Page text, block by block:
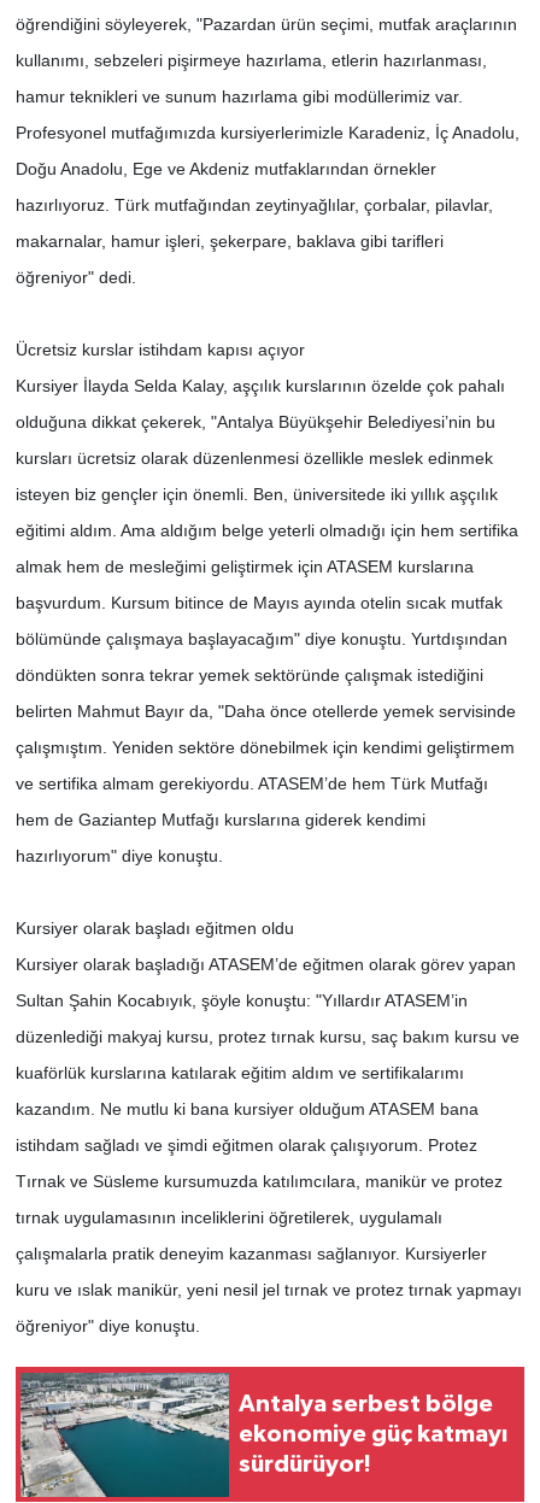
öğrendiğini söyleyerek, "Pazardan ürün seçimi, mutfak araçlarının
kullanımı, sebzeleri pişirmeye hazırlama, etlerin hazırlanması,
hamur teknikleri ve sunum hazırlama gibi modüllerimiz var.
Profesyonel mutfağımızda kursiyerlerimizle Karadeniz, İç Anadolu,
Doğu Anadolu, Ege ve Akdeniz mutfaklarından örnekler
hazırlıyoruz. Türk mutfağından zeytinyağlılar, çorbalar, pilavlar,
makarnalar, hamur işleri, şekerpare, baklava gibi tarifleri
öğreniyor" dedi.
Ücretsiz kurslar istihdam kapısı açıyor
Kursiyer İlayda Selda Kalay, aşçılık kurslarının özelde çok pahalı
olduğuna dikkat çekerek, "Antalya Büyükşehir Belediyesi’nin bu
kursları ücretsiz olarak düzenlenmesi özellikle meslek edinmek
isteyen biz gençler için önemli. Ben, üniversitede iki yıllık aşçılık
eğitimi aldım. Ama aldığım belge yeterli olmadığı için hem sertifika
almak hem de mesleğimi geliştirmek için ATASEM kurslarına
başvurdum. Kursum bitince de Mayıs ayında otelin sıcak mutfak
bölümünde çalışmaya başlayacağım" diye konuştu. Yurtdışından
döndükten sonra tekrar yemek sektöründe çalışmak istediğini
belirten Mahmut Bayır da, "Daha önce otellerde yemek servisinde
çalışmıştım. Yeniden sektöre dönebilmek için kendimi geliştirmem
ve sertifika almam gerekiyordu. ATASEM’de hem Türk Mutfağı
hem de Gaziantep Mutfağı kurslarına giderek kendimi
hazırlıyorum" diye konuştu.
Kursiyer olarak başladı eğitmen oldu
Kursiyer olarak başladığı ATASEM’de eğitmen olarak görev yapan
Sultan Şahin Kocabıyık, şöyle konuştu: "Yıllardır ATASEM’in
düzenlediği makyaj kursu, protez tırnak kursu, saç bakım kursu ve
kuaförlük kurslarına katılarak eğitim aldım ve sertifikalarımı
kazandım. Ne mutlu ki bana kursiyer olduğum ATASEM bana
istihdam sağladı ve şimdi eğitmen olarak çalışıyorum. Protez
Tırnak ve Süsleme kursumuzda katılımcılara, manikür ve protez
tırnak uygulamasının inceliklerini öğretilerek, uygulamalı
çalışmalarla pratik deneyim kazanması sağlanıyor. Kursiyerler
kuru ve ıslak manikür, yeni nesil jel tırnak ve protez tırnak yapmayı
öğreniyor" diye konuştu.
Antalya serbest bölge
ekonomiye güç katmayı
sürdürüyor!